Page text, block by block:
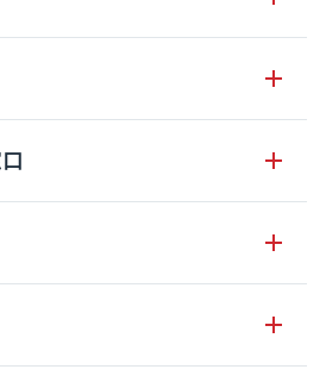
連携
のお客様へ
律
法